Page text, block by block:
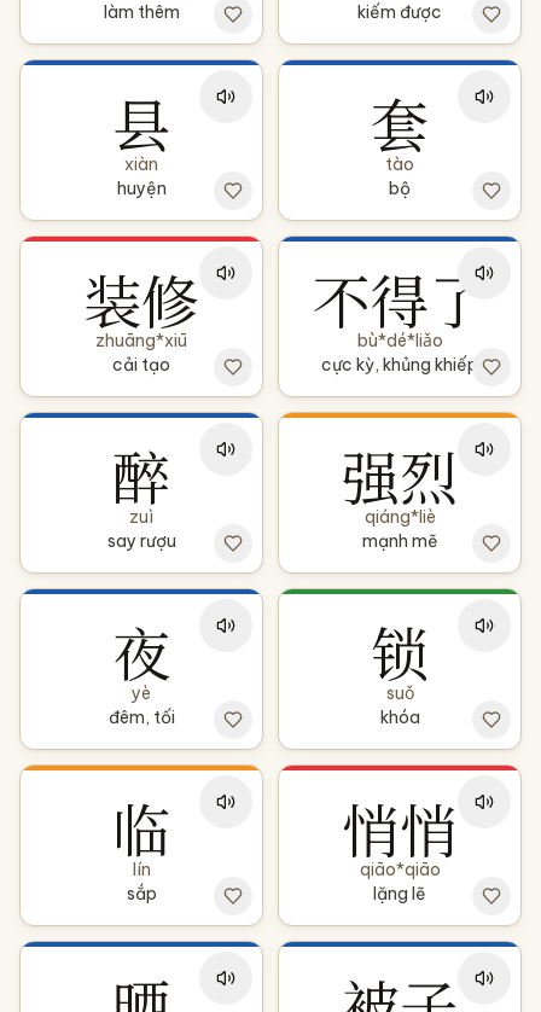
làm thêm
kiếm được
县
xiàn
huyện
套
tào
bộ
装修
zhuāng*xiū
cải tạo
不得了
bù*dé*liǎo
cực kỳ, khủng khiếp
醉
zuì
say rượu
强烈
qiáng*liè
mạnh mẽ
夜
yè
đêm, tối
锁
suǒ
khóa
临
lín
sắp
悄悄
qiāo*qiāo
lặng lẽ